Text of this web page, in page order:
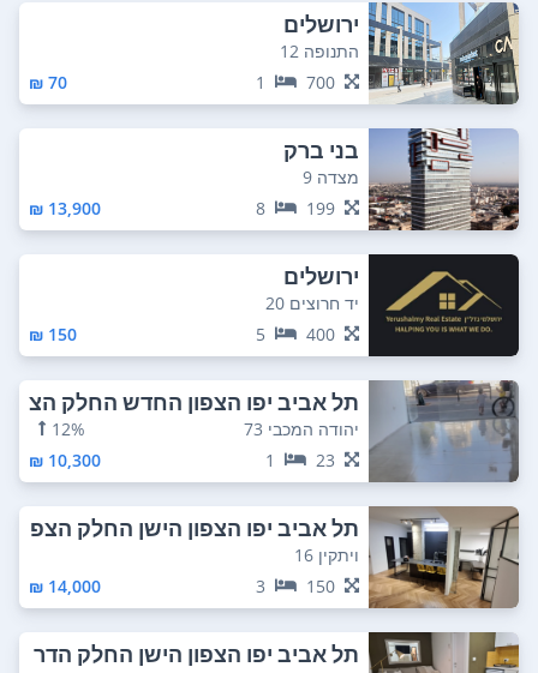
ירושלים
התנופה 12
700
1
70 ₪
בני ברק
מצדה 9
199
8
13,900 ₪
ירושלים
יד חרוצים 20
400
5
150 ₪
תל אביב יפו הצפון החדש החלק הצ
פוני
יהודה המכבי 73
12%
23
1
10,300 ₪
תל אביב יפו הצפון הישן החלק הצפ
וני
ויתקין 16
150
3
14,000 ₪
תל אביב יפו הצפון הישן החלק הדר